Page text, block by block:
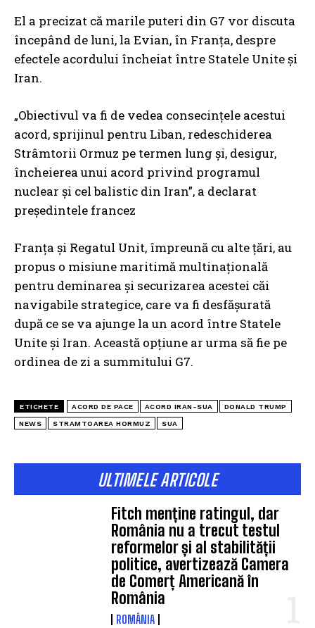
El a precizat că marile puteri din G7 vor discuta
începând de luni, la Evian, în Franța, despre
efectele acordului încheiat între Statele Unite și
Iran.
„Obiectivul va fi de vedea consecințele acestui
acord, sprijinul pentru Liban, redeschiderea
Strâmtorii Ormuz pe termen lung și, desigur,
încheierea unui acord privind programul
nuclear și cel balistic din Iran”, a declarat
președintele francez
Franța și Regatul Unit, împreună cu alte țări, au
propus o misiune maritimă multinațională
pentru deminarea și securizarea acestei căi
navigabile strategice, care va fi desfășurată
după ce se va ajunge la un acord între Statele
Unite și Iran. Această opțiune ar urma să fie pe
ordinea de zi a summitului G7.
ETICHETE ACORD DE PACE ACORD IRAN-SUA DONALD TRUMP
NEWS STRAMTOAREA HORMUZ SUA
ULTIMELE ARTICOLE
Fitch menține ratingul, dar
România nu a trecut testul
reformelor și al stabilității
politice, avertizează Camera
de Comerț Americană în
România
ROMÂNIA